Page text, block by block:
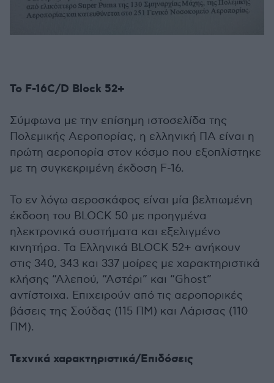
Το F-16C/D Block 52+
Σύμφωνα με την επίσημη ιστοσελίδα της
Πολεμικής Αεροπορίας, η ελληνική ΠΑ είναι η
πρώτη αεροπορία στον κόσμο που εξοπλίστηκε
με τη συγκεκριμένη έκδοση F-16.
Το εν λόγω αεροσκάφος είναι μία βελτιωμένη
έκδοση του BLOCK 50 με προηγμένα
ηλεκτρονικά συστήματα και εξελιγμένο
κινητήρα. Τα Ελληνικά BLOCK 52+ ανήκουν
στις 340, 343 και 337 μοίρες με χαρακτηριστικά
κλήσης “Αλεπού, “Αστέρι” και “Ghost”
αντίστοιχα. Επιχειρούν από τις αεροπορικές
βάσεις της Σούδας (115 ΠΜ) και Λάρισας (110
ΠΜ).
Τεχνικά χαρακτηριστικά/Επιδόσεις